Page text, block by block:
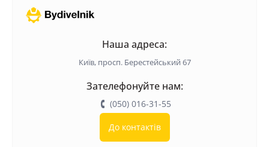
Наша адреса:
Київ, просп. Берестейський 67
Зателефонуйте нам:
(050) 016-31-55
До контактів